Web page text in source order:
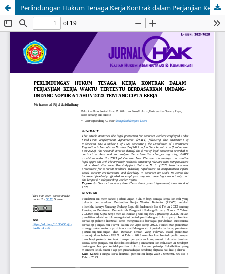
Perlindungan Hukum Tenaga Kerja Kontrak dalam Perjanjian Kerja Waktu Tertentu Berdasarkan Undang-Undang Nomor 6 Tahun 2023 Tentang Cipta Kerja